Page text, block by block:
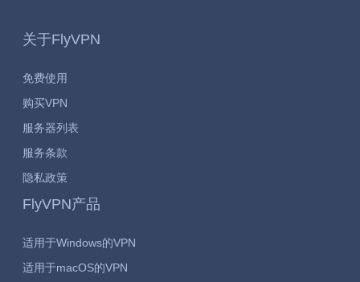
关于FlyVPN
免费使用
购买VPN
服务器列表
服务条款
隐私政策
FlyVPN产品
适用于Windows的VPN
适用于macOS的VPN